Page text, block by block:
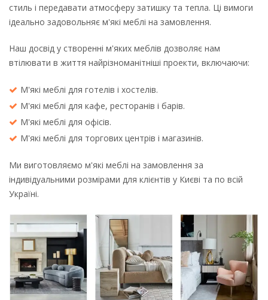
стиль і передавати атмосферу затишку та тепла. Ці вимоги
ідеально задовольняє м'які меблі на замовлення.
Наш досвід у створенні м'яких меблів дозволяє нам
втілювати в життя найрізноманітніші проекти, включаючи:
М'які меблі для готелів і хостелів.
М'які меблі для кафе, ресторанів і барів.
М'які меблі для офісів.
М'які меблі для торгових центрів і магазинів.
Ми виготовляємо м'які меблі на замовлення за
індивідуальними розмірами для клієнтів у Києві та по всій
Україні.